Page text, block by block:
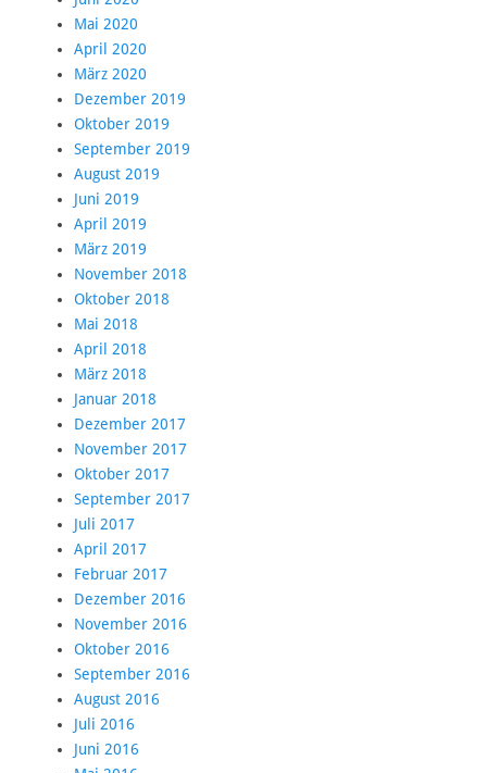
Mai 2020
April 2020
März 2020
Dezember 2019
Oktober 2019
September 2019
August 2019
Juni 2019
April 2019
März 2019
November 2018
Oktober 2018
Mai 2018
April 2018
März 2018
Januar 2018
Dezember 2017
November 2017
Oktober 2017
September 2017
Juli 2017
April 2017
Februar 2017
Dezember 2016
November 2016
Oktober 2016
September 2016
August 2016
Juli 2016
Juni 2016